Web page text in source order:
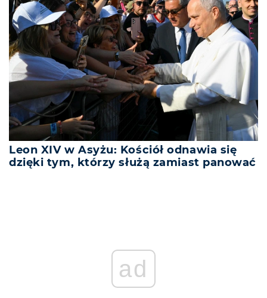
Leon XIV w Asyżu: Kościół odnawia się
dzięki tym, którzy służą zamiast panować
ad